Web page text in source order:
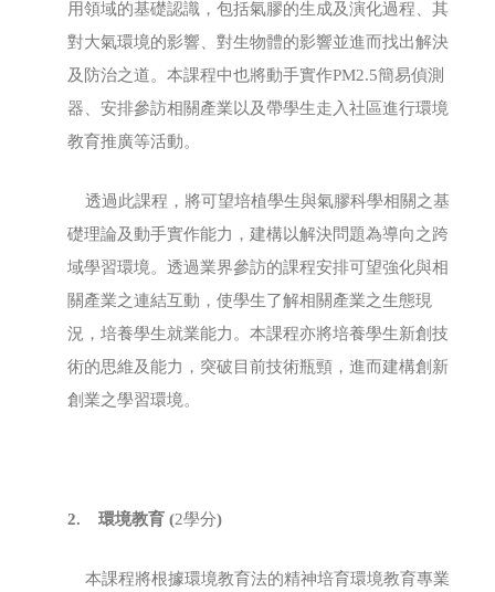
用領域的基礎認識，包括氣膠的生成及演化過程、其
對大氣環境的影響、對生物體的影響並進而找出解決
及防治之道。本課程中也將動手實作PM2.5簡易偵測
器、安排參訪相關產業以及帶學生走入社區進行環境
教育推廣等活動。
透過此課程，將可望培植學生與氣膠科學相關之基
礎理論及動手實作能力，建構以解決問題為導向之跨
域學習環境。透過業界參訪的課程安排可望強化與相
關產業之連結互動，使學生了解相關產業之生態現
況，培養學生就業能力。本課程亦將培養學生新創技
術的思維及能力，突破目前技術瓶頸，進而建構創新
創業之學習環境。
2.環境教育 (2學分)
本課程將根據環境教育法的精神培育環境教育專業